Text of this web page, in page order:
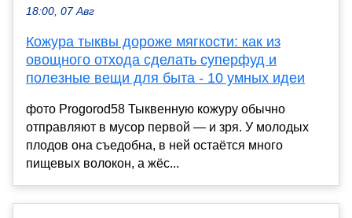
18:00, 07 Авг
Кожура тыквы дороже мягкости: как из
овощного отхода сделать суперфуд и
полезные вещи для быта - 10 умных идеи
фото Progorod58 Тыквенную кожуру обычно
отправляют в мусор первой — и зря. У молодых
плодов она съедобна, в ней остаётся много
пищевых волокон, а жёс...